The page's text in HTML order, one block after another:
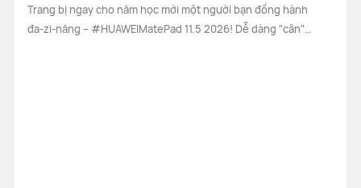
Trang bị ngay cho năm học mới một người bạn đồng hành
đa-zi-năng – #HUAWEIMatePad 11.5 2026! Dễ dàng "cân"